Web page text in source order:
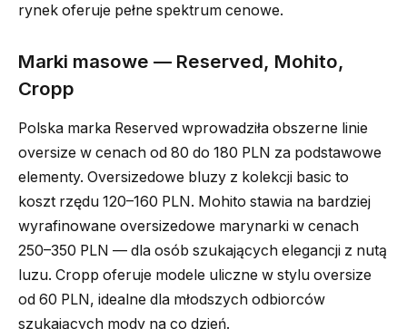
rynek oferuje pełne spektrum cenowe.
Marki masowe — Reserved, Mohito,
Cropp
Polska marka Reserved wprowadziła obszerne linie
oversize w cenach od 80 do 180 PLN za podstawowe
elementy. Oversizedowe bluzy z kolekcji basic to
koszt rzędu 120–160 PLN. Mohito stawia na bardziej
wyrafinowane oversizedowe marynarki w cenach
250–350 PLN — dla osób szukających elegancji z nutą
luzu. Cropp oferuje modele uliczne w stylu oversize
od 60 PLN, idealne dla młodszych odbiorców
szukających mody na co dzień.